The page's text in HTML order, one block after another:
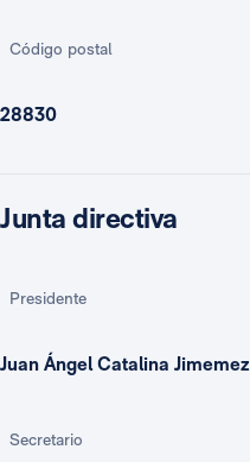
Código postal
28830
Junta directiva
Presidente
Juan Ángel Catalina Jimemez
Secretario